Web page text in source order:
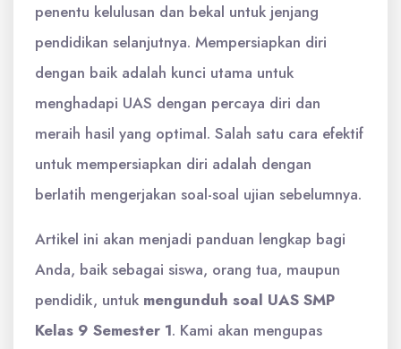
penentu kelulusan dan bekal untuk jenjang
pendidikan selanjutnya. Mempersiapkan diri
dengan baik adalah kunci utama untuk
menghadapi UAS dengan percaya diri dan
meraih hasil yang optimal. Salah satu cara efektif
untuk mempersiapkan diri adalah dengan
berlatih mengerjakan soal-soal ujian sebelumnya.
Artikel ini akan menjadi panduan lengkap bagi
Anda, baik sebagai siswa, orang tua, maupun
pendidik, untuk mengunduh soal UAS SMP
Kelas 9 Semester 1. Kami akan mengupas